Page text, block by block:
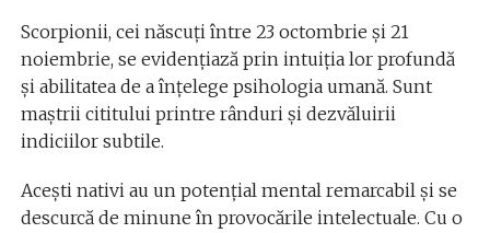
Scorpionii, cei născuți între 23 octombrie și 21
noiembrie, se evidențiază prin intuiția lor profundă
și abilitatea de a înțelege psihologia umană. Sunt
maștrii cititului printre rânduri și dezvăluirii
indiciilor subtile.
Acești nativi au un potențial mental remarcabil și se
descurcă de minune în provocările intelectuale. Cu o